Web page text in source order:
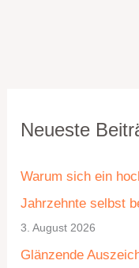
Neueste
Warum sich ein
Jahrzehnte selbst
3. August 2026
Glänzende
a
e
g
o
r
r
h
i
v